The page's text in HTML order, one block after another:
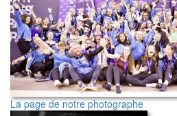
La page de notre photographe